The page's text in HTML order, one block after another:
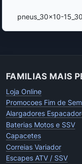
pneus_30x10-
FAMILIAS MAIS
Loja Online
Promocoes Fim de
Alargadores
Baterias Motos e SSV
Capacetes
Correias Variador
Escapes ATV / SSV